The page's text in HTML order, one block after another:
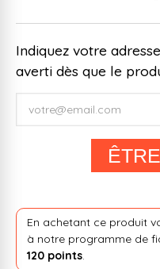
Indiquez votre
averti dès que le
En achetant ce produit
à notre programme de
120 points.